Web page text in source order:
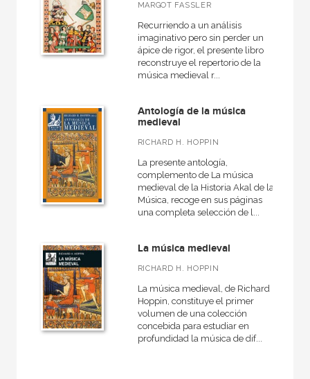
Musicas del mundo
Teoría de la música
General
Historia de la música
NUESTRAS COLECCIONES
NUESTROS FORMATOS
Cartoné
Ebook
MARGOT FASSLER
Recurriendo a un análisis
imaginativo pero sin perder un
ápice de rigor, el presente libro
reconstruye el repertorio de la
música medieval r...
Antología de la música
medieval
RICHARD H. HOPPIN
La presente antología,
complemento de La música
medieval de la Historia Akal de la
Música, recoge en sus páginas
una completa selección de l...
La música medieval
RICHARD H. HOPPIN
La música medieval, de Richard
Hoppin, constituye el primer
volumen de una colección
concebida para estudiar en
profundidad la música de dif...